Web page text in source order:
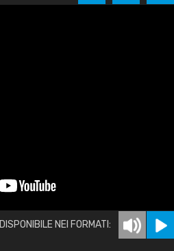
DISPONIBILE NEI FORMATI: